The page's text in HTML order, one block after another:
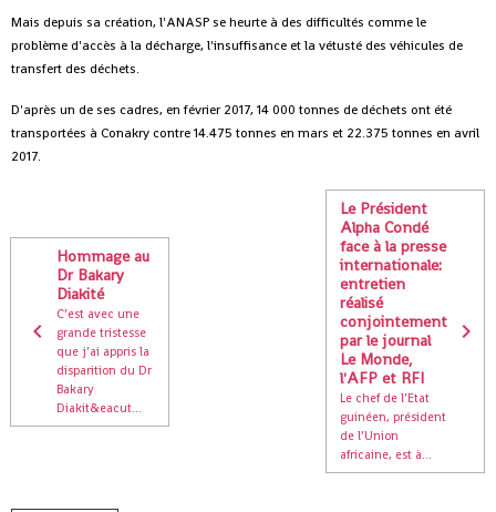
Mais depuis sa création, l'ANASP se heurte à des difficultés comme le
problème d'accès à la décharge, l'insuffisance et la vétusté des véhicules de
transfert des déchets.
D'après un de ses cadres, en février 2017, 14 000 tonnes de déchets ont été
transportées à Conakry contre 14.475 tonnes en mars et 22.375 tonnes en avril
2017.
Hommage au
Dr Bakary
Diakité
C’est avec une
grande tristesse
que j’ai appris la
disparition du Dr
Bakary
Diakit&eacut...
Le Président
Alpha Condé
face à la presse
internationale:
entretien
réalisé
conjointement
par le journal
Le Monde,
l'AFP et RFI
Le chef de l’Etat
guinéen, président
de l’Union
africaine, est à...